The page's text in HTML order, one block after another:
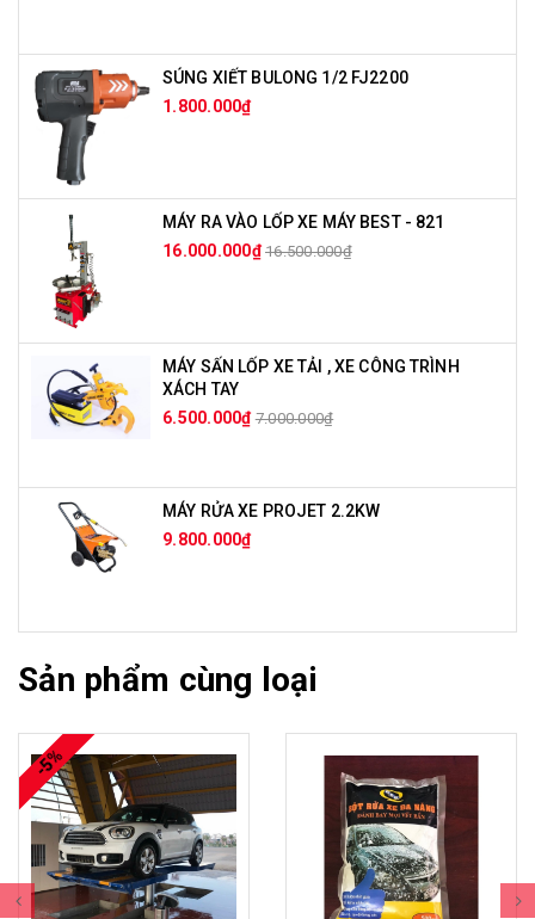
SÚNG XIẾT BULONG 1/2 FJ2200
1.800.000₫
MÁY RA VÀO LỐP XE MÁY BEST - 821
16.000.000₫ 16.500.000₫
MÁY SẤN LỐP XE TẢI , XE CÔNG TRÌNH
XÁCH TAY
6.500.000₫ 7.000.000₫
MÁY RỬA XE PROJET 2.2KW
9.800.000₫
Sản phẩm cùng loại
-5%